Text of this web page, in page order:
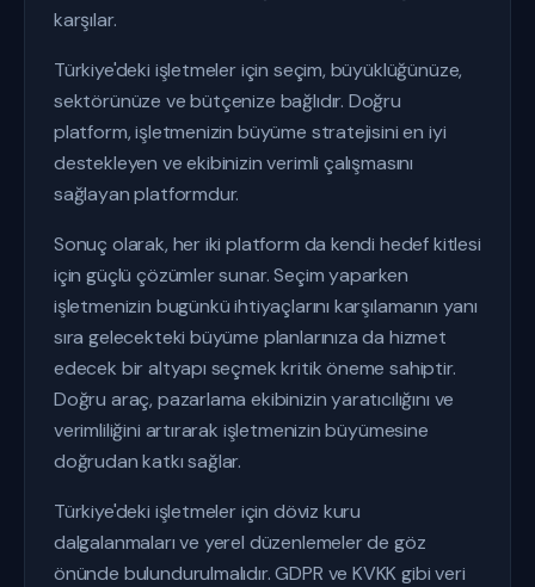
karşılar.
Türkiye'deki işletmeler için seçim, büyüklüğünüze,
sektörünüze ve bütçenize bağlıdır. Doğru
platform, işletmenizin büyüme stratejisini en iyi
destekleyen ve ekibinizin verimli çalışmasını
sağlayan platformdur.
Sonuç olarak, her iki platform da kendi hedef kitlesi
için güçlü çözümler sunar. Seçim yaparken
işletmenizin bugünkü ihtiyaçlarını karşılamanın yanı
sıra gelecekteki büyüme planlarınıza da hizmet
edecek bir altyapı seçmek kritik öneme sahiptir.
Doğru araç, pazarlama ekibinizin yaratıcılığını ve
verimliliğini artırarak işletmenizin büyümesine
doğrudan katkı sağlar.
Türkiye'deki işletmeler için döviz kuru
dalgalanmaları ve yerel düzenlemeler de göz
önünde bulundurulmalıdır. GDPR ve KVKK gibi veri